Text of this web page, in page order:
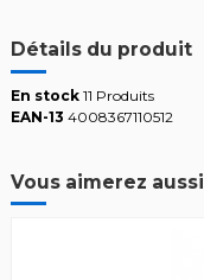
Détails du produit
En stock 11 Produits
EAN-13 4008367110512
Vous aimerez aussi